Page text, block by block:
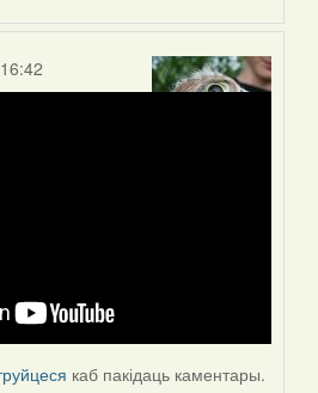
каб пакідаць каментары.